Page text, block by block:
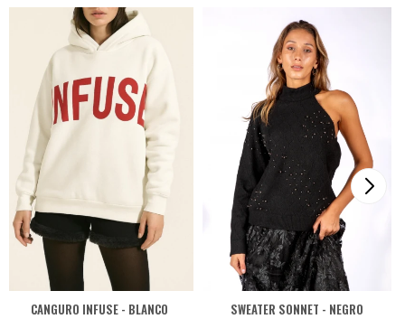
CANGURO INFUSE - BLANCO SWEATER SONNET - NEGRO